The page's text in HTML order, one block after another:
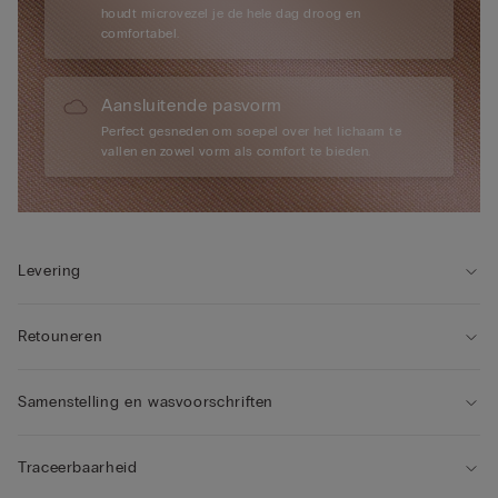
houdt microvezel je de hele dag droog en
comfortabel.
Aansluitende pasvorm
Perfect gesneden om soepel over het lichaam te
vallen en zowel vorm als comfort te bieden.
Levering
Retouneren
Samenstelling en wasvoorschriften
Traceerbaarheid